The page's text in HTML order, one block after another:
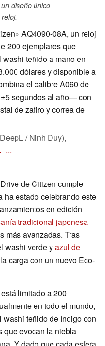
diseño único
AQ4090-08A, un reloj
200 ejemplares que
teñido a mano en
dólares y disponible a
el calibre A060 de
segundos al año— con
de zafiro y correa de
/ Ninh Duy),
...
de Citizen cumple
ha estado celebrando este
en edición
tradicional japonesa
más avanzadas. Tras
washi verde yazul de
carga con un nuevo Eco-
limitado a 200
en todo el mundo,
washi teñido de índigo con
que evocan la niebla